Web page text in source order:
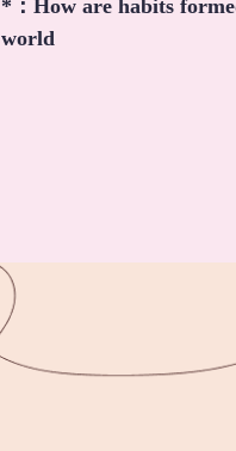
*：How are habits
world